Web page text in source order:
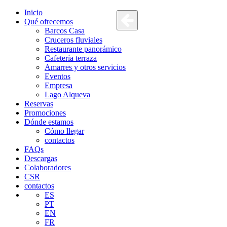
Inicio
Qué ofrecemos
Barcos Casa
Cruceros fluviales
Restaurante panorámico
Cafetería terraza
Amarres y otros servicios
Eventos
Empresa
Lago Alqueva
Reservas
Promociones
Dónde estamos
Cómo llegar
contactos
FAQs
Descargas
Colaboradores
CSR
contactos
ES
PT
EN
FR